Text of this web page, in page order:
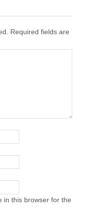
Required fields are
in this browser for the